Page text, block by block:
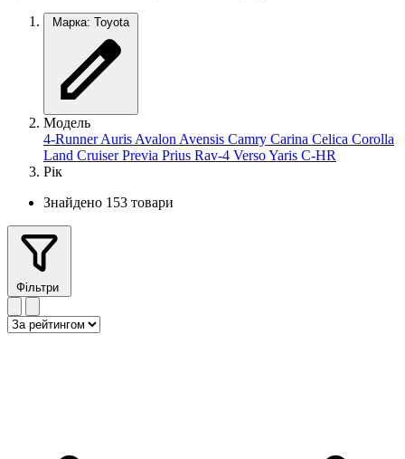
Марка: Toyota
Модель
4-RunnerAurisAvalonAvensis Camry Carina Celica Corolla
Land CruiserPrevia Prius Rav-4 VersoYaris C-HR
Рік
Знайдено 153 товари
Фільтри